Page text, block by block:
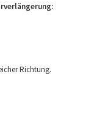
Richtung.